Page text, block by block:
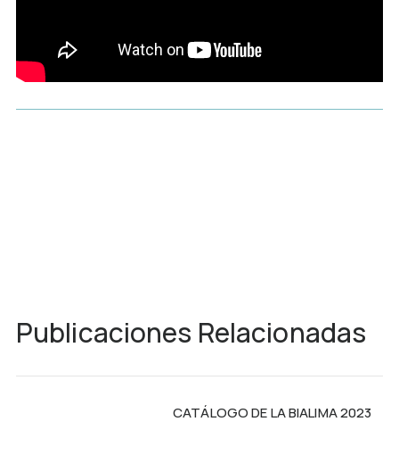
Publicaciones Relacionadas
CATÁLOGO DE LA BIALIMA 2023